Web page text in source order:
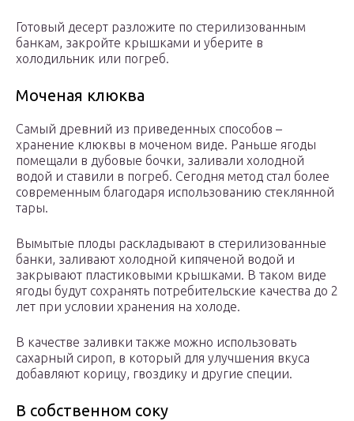
Готовый десерт разложите по стерилизованным
банкам, закройте крышками и уберите в
холодильник или погреб.
Моченая клюква
Самый древний из приведенных способов –
хранение клюквы в моченом виде. Раньше ягоды
помещали в дубовые бочки, заливали холодной
водой и ставили в погреб. Сегодня метод стал более
современным благодаря использованию стеклянной
тары.
Вымытые плоды раскладывают в стерилизованные
банки, заливают холодной кипяченой водой и
закрывают пластиковыми крышками. В таком виде
ягоды будут сохранять потребительские качества до 2
лет при условии хранения на холоде.
В качестве заливки также можно использовать
сахарный сироп, в который для улучшения вкуса
добавляют корицу, гвоздику и другие специи.
В собственном соку